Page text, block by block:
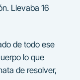
Llevaba 16
de todo ese
lo que
de resolver,